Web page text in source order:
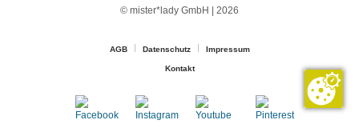
© mister*lady GmbH | 2026
AGB Datenschutz Impressum
Kontakt